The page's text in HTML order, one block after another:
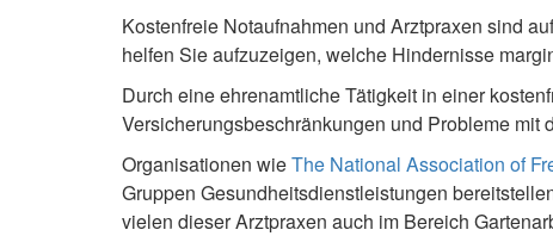
Kostenfreie Notaufnahmen und Arztpraxen sind
helfen Sie aufzuzeigen, welche Hindernisse
Durch eine ehrenamtliche Tätigkeit in einer
Versicherungsbeschränkungen und Probleme mit
Organisationen wieThe National Association of
Gruppen Gesundheitsdienstleistungen
vielen dieser Arztpraxen auch im Bereich